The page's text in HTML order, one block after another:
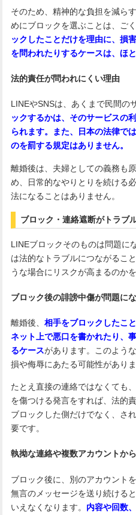
そのため、精神的な負担を減ら
めにブロックを選ぶことは、ご
ックしたことだけを理由に、損
を問われたりするケースは、ほ
法的責任が問われにくい理由
LINEやSNSは、あくまで民間の
ックするかは、そのサービスの
られます。また、日本の法律で
のを罰する規定はありません。
離婚後は、夫婦としての義務も
め、日常的なやりとりを続ける
法になることはありません。
ブロック・連絡遮断がトラブ
LINEブロックそのものは問題に
は法的なトラブルにつながるこ
うな場合にリスクが高まるのか
ブロック後の誹謗中傷が問題に
離婚後、 相手をブロックしたこ
ネット上で悪口を書かれたり、
るケースがあります。このよう
損や侮辱にあたる可能性がありま
たとえ直接の連絡ではなくても
を傷つける発言をすれば、法的
ブロックした側だけでなく、さ
要です。
執拗な連絡や複数アカウントか
ブロック後に、別のアカウント
無言のメッセージを送り続ける
いえなくなります。 内容や回数